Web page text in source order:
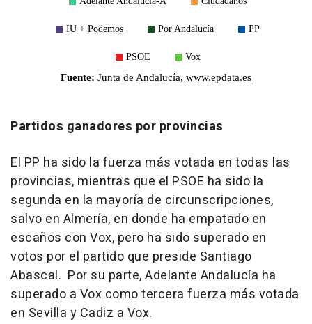
Partidos ganadores por provincias
El PP ha sido la fuerza más votada en todas las
provincias, mientras que el PSOE ha sido la
segunda en la mayoría de circunscripciones,
salvo en Almería, en donde ha empatado en
escaños con Vox, pero ha sido superado en
votos por el partido que preside Santiago
Abascal. Por su parte, Adelante Andalucía ha
superado a Vox como tercera fuerza más votada
en Sevilla y Cadiz a Vox.